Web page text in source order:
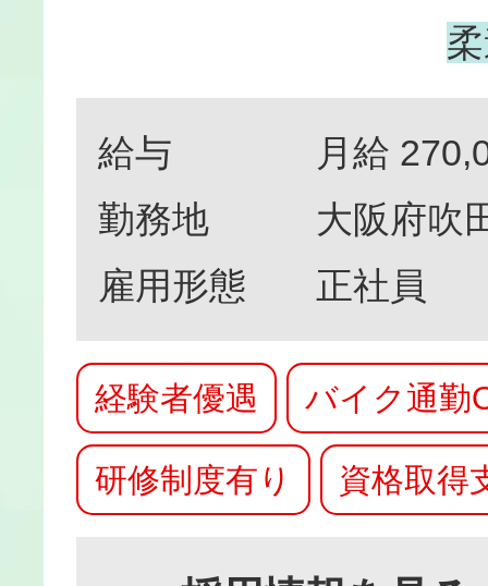
給与
月給
勤務地
大阪府吹
雇用形態
正社員
経験者優遇 バイク通勤
研修制度有り 資格取得